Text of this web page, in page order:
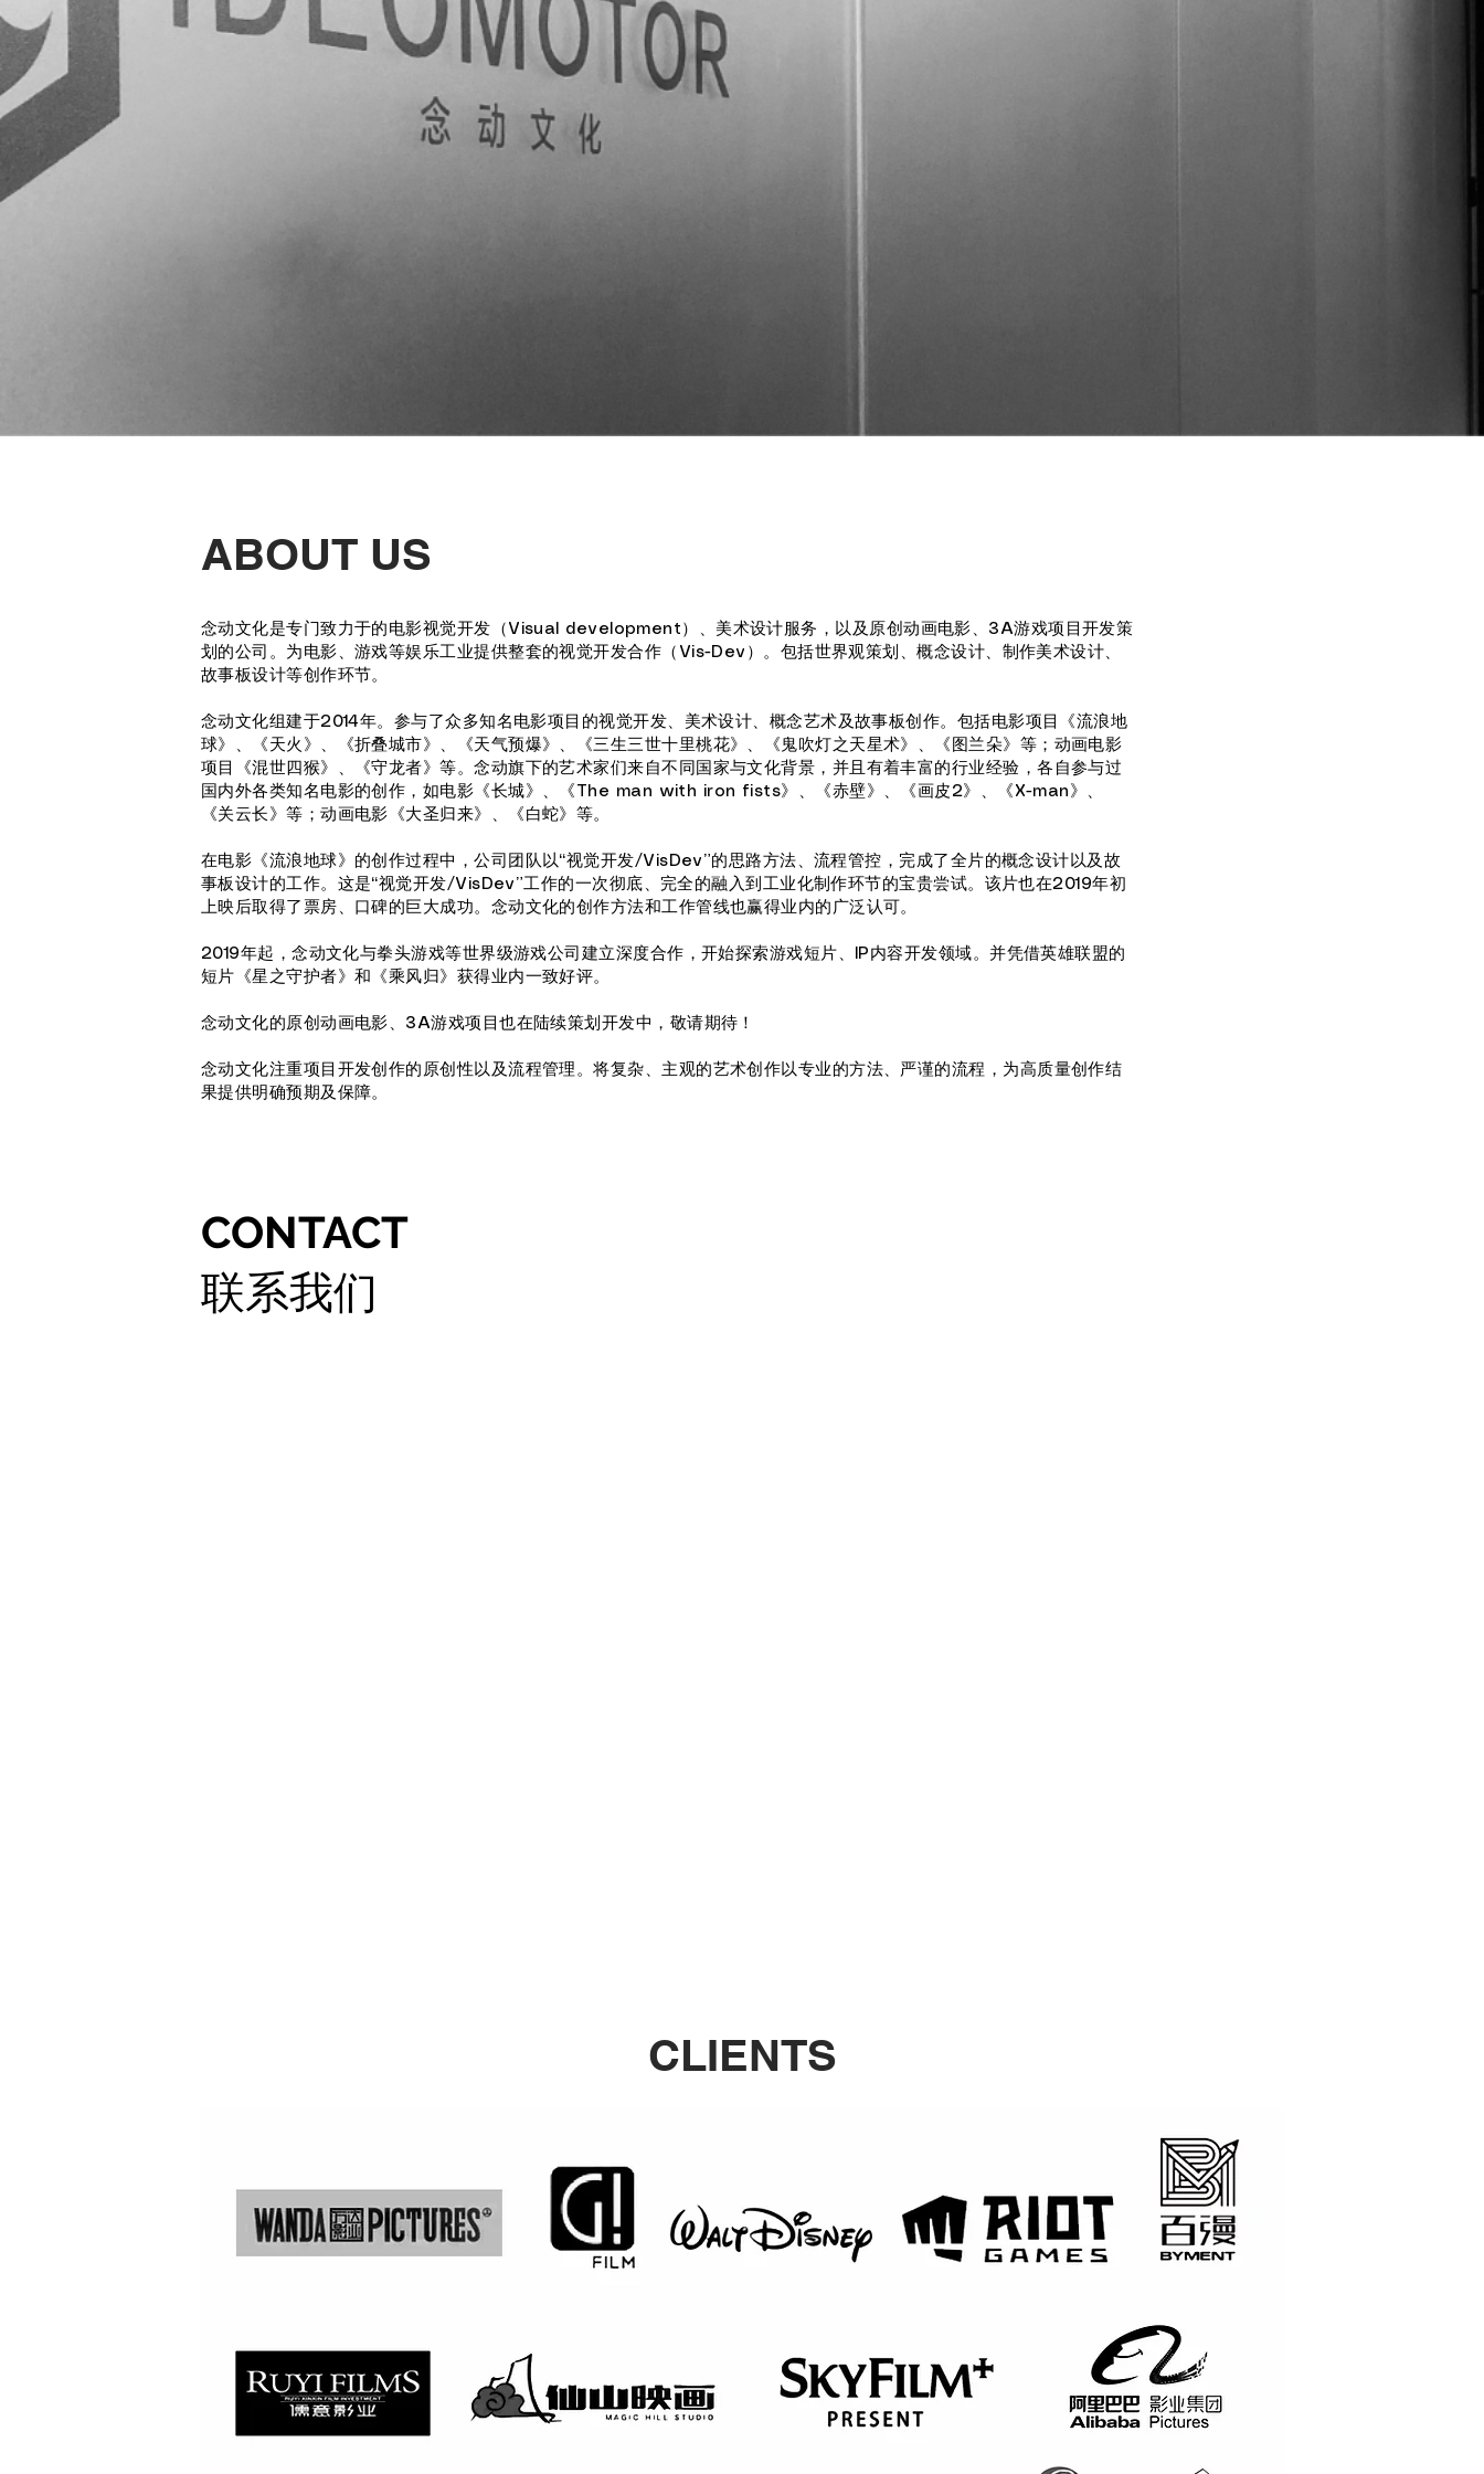
ABOUT US
念动文化是专门致力于的电影视觉开发（Visual development）、美术设计服务，以及原创动画电影、3A游戏项目开发策
划的公司。为电影、游戏等娱乐工业提供整套的视觉开发合作（Vis-Dev）。包括世界观策划、概念设计、制作美术设计、
故事板设计等创作环节。
念动文化组建于2014年。参与了众多知名电影项目的视觉开发、美术设计、概念艺术及故事板创作。包括电影项目《流浪地
球》、《天火》、《折叠城市》、《天气预爆》、《三生三世十里桃花》、《鬼吹灯之天星术》、《图兰朵》等；动画电影
项目《混世四猴》、《守龙者》等。念动旗下的艺术家们来自不同国家与文化背景，并且有着丰富的行业经验，各自参与过
国内外各类知名电影的创作，如电影《长城》、《The man with iron fists》、《赤壁》、《画皮2》、《X-man》、
《关云长》等；动画电影《大圣归来》、《白蛇》等。
在电影《流浪地球》的创作过程中，公司团队以“视觉开发/VisDev”的思路方法、流程管控，完成了全片的概念设计以及故
事板设计的工作。这是“视觉开发/VisDev”工作的一次彻底、完全的融入到工业化制作环节的宝贵尝试。该片也在2019年初
上映后取得了票房、口碑的巨大成功。念动文化的创作方法和工作管线也赢得业内的广泛认可。
2019年起，念动文化与拳头游戏等世界级游戏公司建立深度合作，开始探索游戏短片、IP内容开发领域。并凭借英雄联盟的
短片《星之守护者》和《乘风归》获得业内一致好评。
念动文化的原创动画电影、3A游戏项目也在陆续策划开发中，敬请期待！
念动文化注重项目开发创作的原创性以及流程管理。将复杂、主观的艺术创作以专业的方法、严谨的流程，为高质量创作结
果提供明确预期及保障。
CONTACT
联系我们
CLIENTS